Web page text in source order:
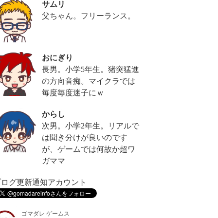
サムリ
父ちゃん。フリーランス。
おにぎり
長男。小学5年生。猪突猛進
の方向音痴。マイクラでは
毎度毎度迷子にｗ
からし
次男。小学2年生。リアルで
は聞き分けが良いのです
が、ゲームでは何故か超ワ
ガママ
グ更新通知アカウント